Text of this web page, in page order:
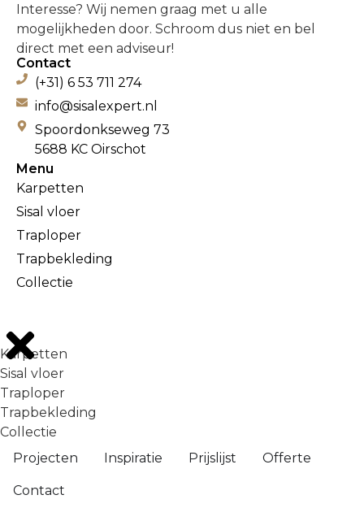
Interesse? Wij nemen graag met u alle
mogelijkheden door. Schroom dus niet en bel
direct met een adviseur!
Menu
Karpetten
Sisal vloer
Traploper
Trapbekleding
Collectie
Contact
(+31) 6 53 711 274
info@sisalexpert.nl
Spoordonkseweg 73
5688 KC Oirschot
Karpetten
Sisal vloer
Traploper
Trapbekleding
Collectie
Projecten
Inspiratie Prijslijst Offerte
Contact